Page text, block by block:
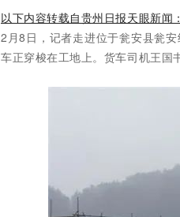
以下内容转载自贵州日报天眼新闻：
2月8日，记者走进位于瓮安县瓮
车正穿梭在工地上。货车司机王国